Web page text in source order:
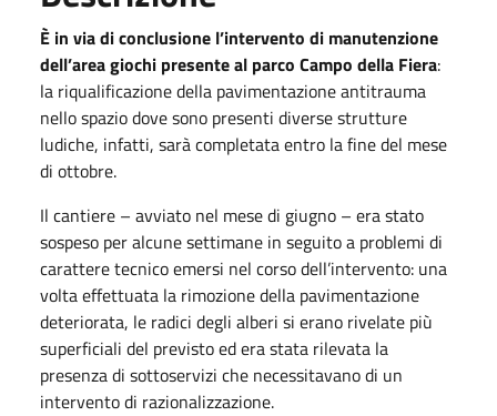
È in via di conclusione l’intervento di manutenzione
dell’area giochi presente al parco Campo della Fiera:
la riqualificazione della pavimentazione antitrauma
nello spazio dove sono presenti diverse strutture
ludiche, infatti, sarà completata entro la fine del mese
di ottobre.
Il cantiere – avviato nel mese di giugno – era stato
sospeso per alcune settimane in seguito a problemi di
carattere tecnico emersi nel corso dell’intervento: una
volta effettuata la rimozione della pavimentazione
deteriorata, le radici degli alberi si erano rivelate più
superficiali del previsto ed era stata rilevata la
presenza di sottoservizi che necessitavano di un
intervento di razionalizzazione.